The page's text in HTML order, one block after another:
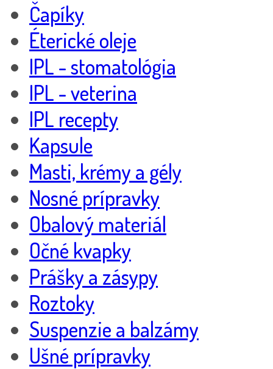
Čapíky
Éterické oleje
IPL - stomatológia
IPL - veterina
IPL recepty
Kapsule
Masti, krémy a gély
Nosné prípravky
Obalový materiál
Očné kvapky
Prášky a zásypy
Roztoky
Suspenzie a balzámy
Ušné prípravky